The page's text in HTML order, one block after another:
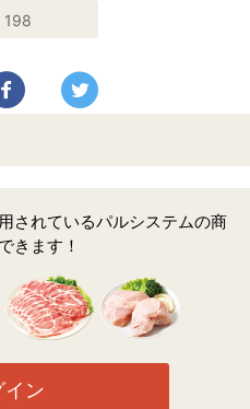
198
る Facebookでシェアする
されているパルシステムの商
きます！
イン